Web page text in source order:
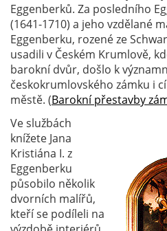
Eggenberků. Za posledního
(1641-1710) a jeho vzdělané
Eggenberku, rozené ze
usadili v Českém Krumlově,
barokní dvůr, došlo k
českokrumlovského zámku i
městě. (Barokní přestavby
Ve službách
knížete Jana
Kristiána I. z
Eggenberku
působilo několik
dvorních malířů,
kteří se podíleli na